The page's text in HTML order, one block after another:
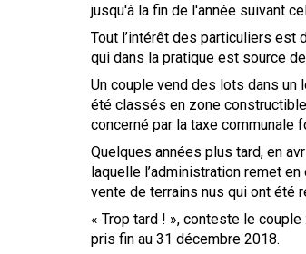
jusqu'à la fin de l'année suivant
Tout l’intérêt des particuliers est
qui dans la pratique est source
Un couple vend des lots dans
été classés en zone
concerné par la taxe communale
Quelques années plus tard, en
laquelle l’administration remet
vente de terrains nus qui ont été
« Trop tard ! », conteste le
pris fin au 31 décembre 2018.